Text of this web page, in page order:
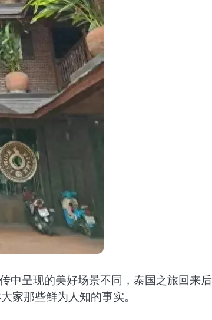
中呈现的美好场景不同，泰国之旅回来
大家那些鲜为人知的事实。